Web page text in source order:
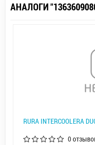
АНАЛОГИ
RURA INTERCOOLERA
0